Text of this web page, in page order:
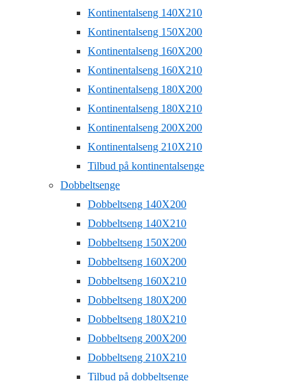
Kontinentalseng 140X210
Kontinentalseng 150X200
Kontinentalseng 160X200
Kontinentalseng 160X210
Kontinentalseng 180X200
Kontinentalseng 180X210
Kontinentalseng 200X200
Kontinentalseng 210X210
Tilbud på kontinentalsenge
Dobbeltsenge
Dobbeltseng 140X200
Dobbeltseng 140X210
Dobbeltseng 150X200
Dobbeltseng 160X200
Dobbeltseng 160X210
Dobbeltseng 180X200
Dobbeltseng 180X210
Dobbeltseng 200X200
Dobbeltseng 210X210
Tilbud på dobbeltsenge